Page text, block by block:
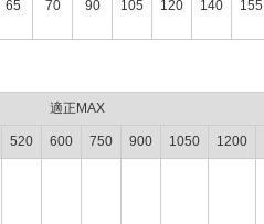
65 70 90 105 120 140 155
適正MAX
520 600 750 900 1050 1200